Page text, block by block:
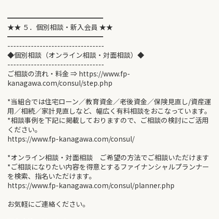
━━━━━━━━━━━━━━
★★ ５．個別相談・新入会員 ★★
━━━━━━━━━━━━━━
---------------------------------
◆個別相談（オンライン相談・対面相談）◆
---------------------------------
ご相談の流れ・料金 ⇒ https://www.fp-
kanagawa.com/consul/step.php
*当組合では住宅ローン／教育資金／老後資金／保険見直し/資産運
用／相続／家計見直しなど、幅広く有料相談をおこなっています。
*相談事例を下記に掲載しておりますので、ご相談の検討にご活用
ください。
https://www.fp-kanagawa.com/consul/
*オンライン相談・対面相談 ご希望の方法でご相談いただけます
*ご相談になりたい内容を得意とするファイナンシャルプランナー
を検索、指名いただけます。
https://www.fp-kanagawa.com/consul/planner.php
お気軽にご連絡ください。